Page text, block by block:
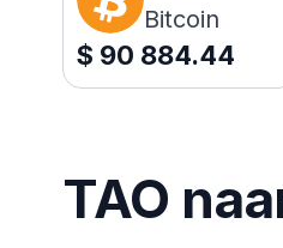
Bitcoin
$ 90 884.44
TAO